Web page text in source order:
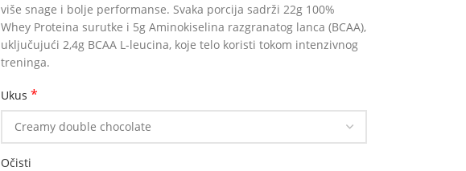
više snage i bolje performanse. Svaka porcija sadrži 22g 100%
Whey Proteina surutke i 5g Aminokiselina razgranatog lanca (BCAA),
uključujući 2,4g BCAA L-leucina, koje telo koristi tokom intenzivnog
treninga.
Ukus*
Očisti